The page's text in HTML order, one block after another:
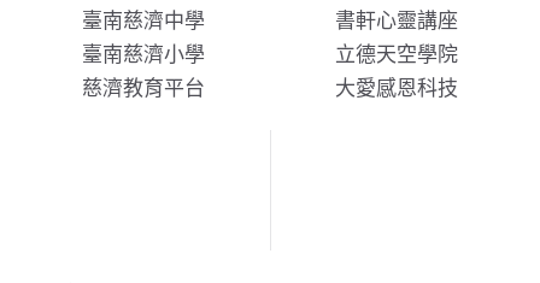
臺南慈濟中學
臺南慈濟小學
慈濟教育平台
書軒心靈講座
立德天空學院
大愛感恩科技